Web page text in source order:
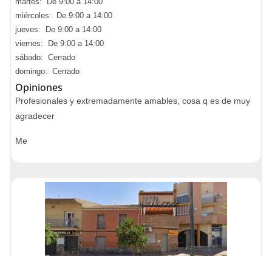
miércoles: De 9:00 a 14:00
jueves: De 9:00 a 14:00
viernes: De 9:00 a 14:00
sábado: Cerrado
domingo: Cerrado
Opiniones
Profesionales y extremadamente amables, cosa q es de muy
agradecer
Me